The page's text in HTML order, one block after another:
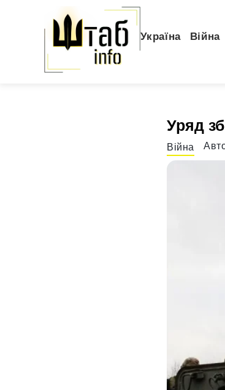
Україна Війна
Уряд
Війна